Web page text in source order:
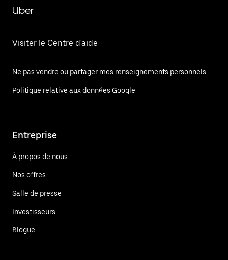
Uber
Visiter le Centre d'aide
Ne pas vendre ou partager mes renseignements personnels
Politique relative aux données Google
Entreprise
À propos de nous
Nos offres
Salle de presse
Investisseurs
Blogue